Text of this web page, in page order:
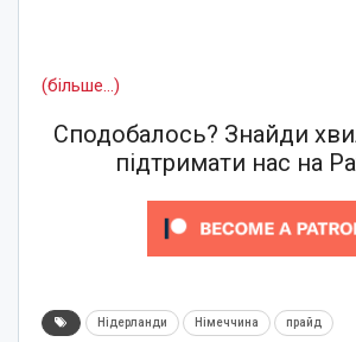
(більше…)
Сподобалось? Знайди
підтримати нас на
Нідерланди Німеччина прайд